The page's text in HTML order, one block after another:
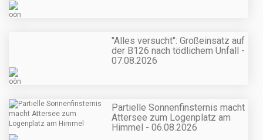
"Alles versucht": Großeinsatz auf
der B126 nach tödlichem Unfall -
07.08.2026
Partielle Sonnenfinsternis macht
Attersee zum Logenplatz am
Himmel - 06.08.2026